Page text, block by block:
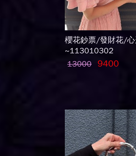
櫻花鈔票/發財花/
~113010302
13000 9400